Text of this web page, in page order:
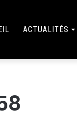
ACTUALITÉS